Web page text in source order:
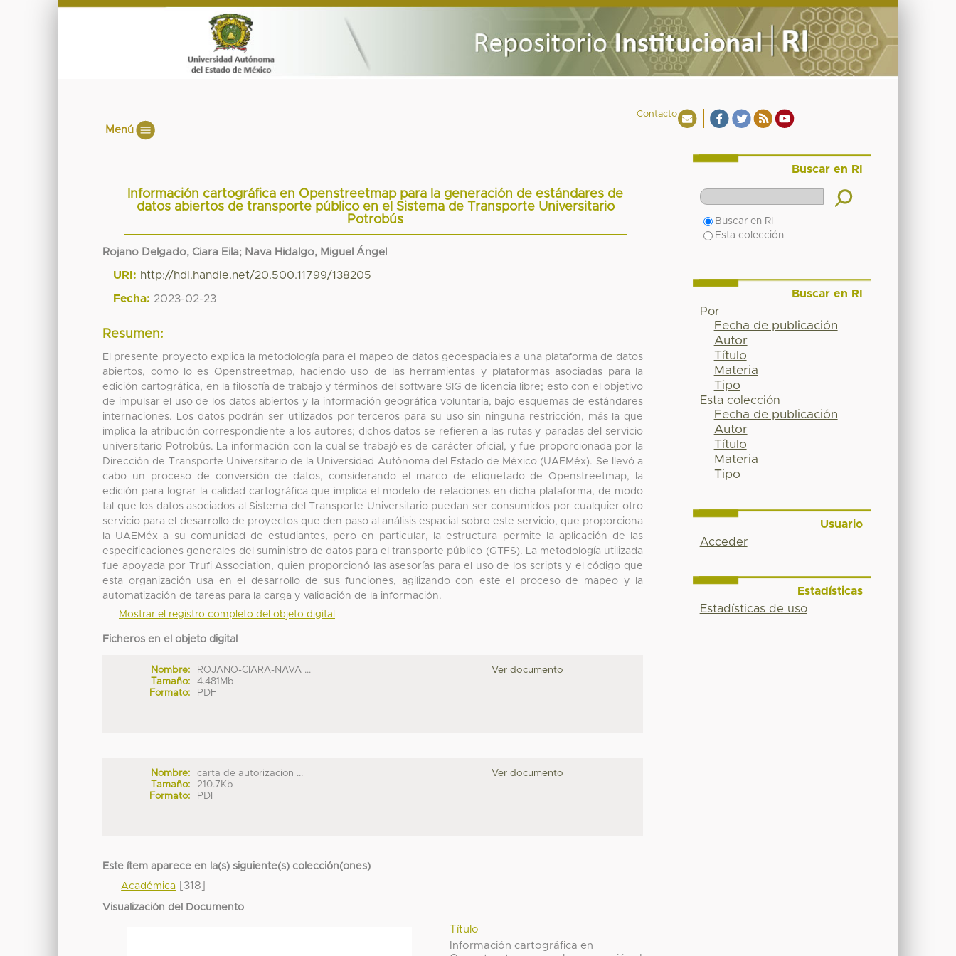
Contacto
Menú
Información cartográfica en Openstreetmap para la generación de estándares de
datos abiertos de transporte público en el Sistema de Transporte Universitario
Potrobús
Rojano Delgado, Ciara Eila; Nava Hidalgo, Miguel Ángel
URI: http://hdl.handle.net/20.500.11799/138205
Fecha: 2023-02-23
Resumen:
El presente proyecto explica la metodología para el mapeo de datos geoespaciales a una plataforma de datos
abiertos, como lo es Openstreetmap, haciendo uso de las herramientas y plataformas asociadas para la
edición cartográfica, en la filosofía de trabajo y términos del software SIG de licencia libre; esto con el objetivo
de impulsar el uso de los datos abiertos y la información geográfica voluntaria, bajo esquemas de estándares
internaciones. Los datos podrán ser utilizados por terceros para su uso sin ninguna restricción, más la que
implica la atribución correspondiente a los autores; dichos datos se refieren a las rutas y paradas del servicio
universitario Potrobús. La información con la cual se trabajó es de carácter oficial, y fue proporcionada por la
Dirección de Transporte Universitario de la Universidad Autónoma del Estado de México (UAEMéx). Se llevó a
cabo un proceso de conversión de datos, considerando el marco de etiquetado de Openstreetmap, la
edición para lograr la calidad cartográfica que implica el modelo de relaciones en dicha plataforma, de modo
tal que los datos asociados al Sistema del Transporte Universitario puedan ser consumidos por cualquier otro
servicio para el desarrollo de proyectos que den paso al análisis espacial sobre este servicio, que proporciona
la UAEMéx a su comunidad de estudiantes, pero en particular, la estructura permite la aplicación de las
especificaciones generales del suministro de datos para el transporte público (GTFS). La metodología utilizada
fue apoyada por Trufi Association, quien proporcionó las asesorías para el uso de los scripts y el código que
esta organización usa en el desarrollo de sus funciones, agilizando con este el proceso de mapeo y la
automatización de tareas para la carga y validación de la información.
Mostrar el registro completo del objeto digital
Ficheros en el objeto digital
Nombre:
ROJANO-CIARA-NAVA ...
Tamaño:
4.481Mb
Formato:
PDF
Ver documento
Nombre:
carta de autorizacion ...
Tamaño:
210.7Kb
Formato:
PDF
Ver documento
Este ítem aparece en la(s) siguiente(s) colección(ones)
Académica [318]
Visualización del Documento
Título
Información cartográfica en
Buscar en RI
Buscar en RI
Esta colección
Buscar en RI
Por
Fecha de publicación
Autor
Título
Materia
Tipo
Esta colección
Fecha de publicación
Autor
Título
Materia
Tipo
Usuario
Acceder
Estadísticas
Estadísticas de uso